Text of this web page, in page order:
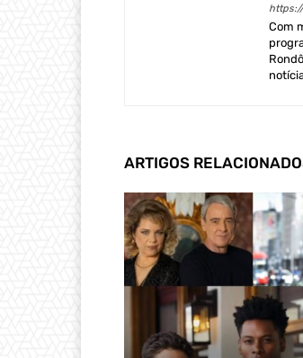
Com
ARTIGOS